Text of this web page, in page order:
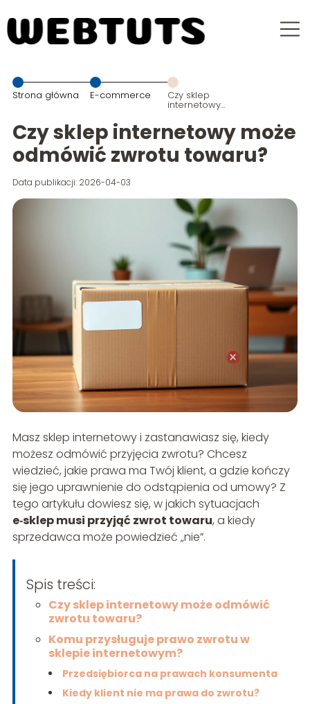
Strona główna E-commerce Czy sklep
internetowy
odmówić
zwrotu
Czy sklep internetowy może
odmówić zwrotu towaru?
Data publikacji: 2026-04-03
Masz sklep internetowy i zastanawiasz się, kiedy
możesz odmówić przyjęcia zwrotu? Chcesz
wiedzieć, jakie prawa ma Twój klient, a gdzie kończy
się jego uprawnienie do odstąpienia od umowy? Z
tego artykułu dowiesz się, w jakich sytuacjach
e‑sklep musi przyjąć zwrot towaru, a kiedy
sprzedawca może powiedzieć „nie”.
Spis treści:
Czy sklep internetowy może odmówić
zwrotu towaru?
Komu przysługuje prawo zwrotu w
sklepie internetowym?
Przedsiębiorca na prawach konsumenta
Kiedy klient nie ma prawa do zwrotu?